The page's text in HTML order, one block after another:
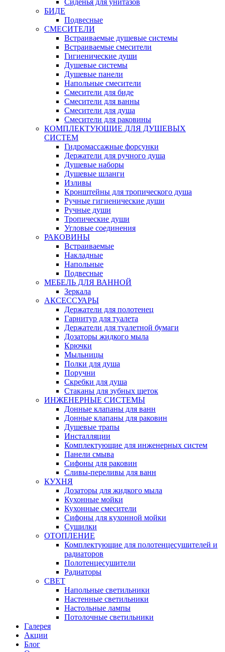
Сиденья для унитазов
БИДЕ
Подвесные
СМЕСИТЕЛИ
Встраиваемые душевые системы
Встраиваемые смесители
Гигиенические души
Душевые системы
Душевые панели
Напольные смесители
Смесители для биде
Смесители для ванны
Смесители для душа
Смесители для раковины
КОМПЛЕКТУЮЩИЕ ДЛЯ ДУШЕВЫХ
СИСТЕМ
Гидромассажные форсунки
Держатели для ручного душа
Душевые наборы
Душевые шланги
Изливы
Кронштейны для тропического душа
Ручные гигиенические души
Ручные души
Тропические души
Угловые соединения
РАКОВИНЫ
Встраиваемые
Накладные
Напольные
Подвесные
МЕБЕЛЬ ДЛЯ ВАННОЙ
Зеркала
АКСЕССУАРЫ
Держатели для полотенец
Гарнитур для туалета
Держатели для туалетной бумаги
Дозаторы жидкого мыла
Крючки
Мыльницы
Полки для душа
Поручни
Скребки для душа
Стаканы для зубных щеток
ИНЖЕНЕРНЫЕ СИСТЕМЫ
Донные клапаны для ванн
Донные клапаны для раковин
Душевые трапы
Инсталляции
Комплектующие для инженерных систем
Панели смыва
Сифоны для раковин
Сливы-переливы для ванн
КУХНЯ
Дозаторы для жидкого мыла
Кухонные мойки
Кухонные смесители
Сифоны для кухонной мойки
Сушилки
ОТОПЛЕНИЕ
Комплектующие для полотенцесушителей и
радиаторов
Полотенцесушители
Радиаторы
СВЕТ
Напольные светильники
Настенные светильники
Настольные лампы
Потолочные светильники
Галерея
Акции
Блог